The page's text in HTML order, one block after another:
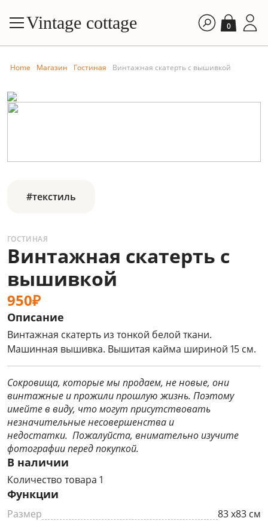
Vintage cottage 0
Home Магазин Гостиная Винтажная скатерть с вышивкой
#текстиль
ГОСТИНАЯ
Винтажная скатерть с
вышивкой
950₽
Описание
Винтажная скатерть из тонкой белой ткани.
Машинная вышивка. Вышитая кайма шириной 15 см.
Сокровища, которые мы продаем, не новые, они
винтажные и прожили прошлую жизнь. Поэтому
имейте в виду, что могут присутствовать
незначительные несовершенства и
недостатки. Пожалуйста, внимательно изучите
фотографии перед покупкой.
В наличии
Количество товара 1
Функции
Размер
83 х83 см